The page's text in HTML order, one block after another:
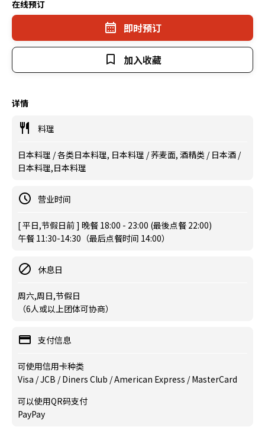
在线预订
即时预订
加入收藏
详情
料理
日本料理 / 各类日本料理, 日本料理 / 荞麦面, 酒精类 / 日本酒 /
日本料理,日本料理
营业时间
[ 平日,节假日前 ] 晚餐 18:00 - 23:00 (最後点餐 22:00)
午餐 11:30-14:30（最后点餐时间 14:00）
休息日
周六,周日,节假日
（6人或以上团体可协商）
支付信息
可使用信用卡种类
Visa / JCB / Diners Club / American Express / MasterCard
可以使用QR码支付
PayPay